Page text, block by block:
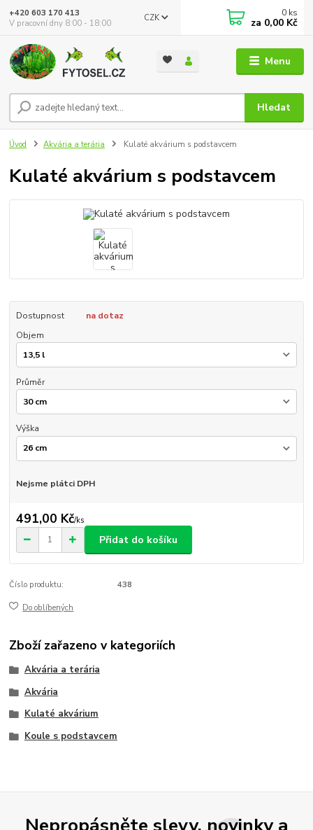
Menu
CZK
Hledat
+420 603 170 413
V pracovní dny 8:00 - 18:00
0 ks
za 0,00 Kč
Úvod Akvária a terária Kulaté akvárium s podstavcem
Kulaté akvárium s podstavcem
Dostupnost
na dotaz
Objem
Průměr
Výška
Nejsme plátci DPH
491,00 Kč/ks
Přidat do košíku
Číslo produktu: 438
Do oblíbených
Zboží zařazeno v kategoriích
Akvária a terária
Akvária
Kulaté akvárium
Koule s podstavcem